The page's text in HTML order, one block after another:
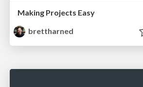
Making Projects Easy
brettharned